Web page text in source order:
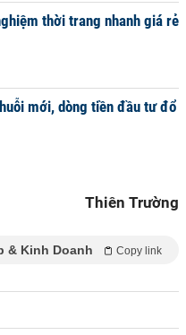
thời trang nhanh giá rẻ
mới, dòng tiền đầu tư đổ
Thiên Trường
& Kinh Doanh Copy link